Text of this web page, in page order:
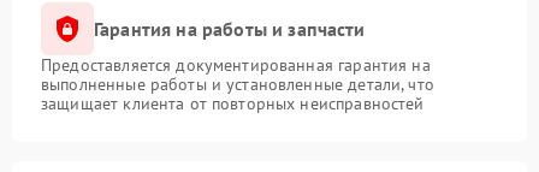
Гарантия на работы и запчасти
Предоставляется документированная гарантия на
выполненные работы и установленные детали, что
защищает клиента от повторных неисправностей